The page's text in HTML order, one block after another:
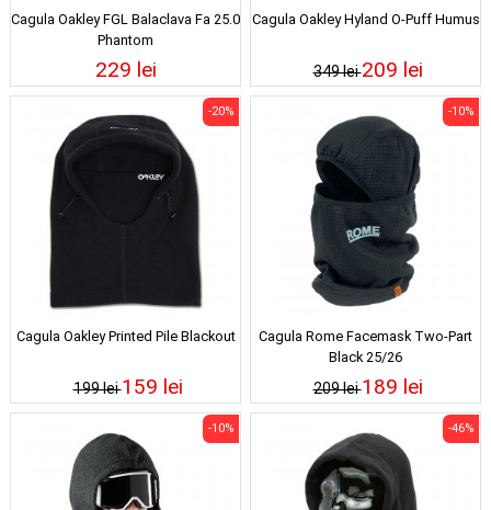
Cagula Oakley FGL Balaclava Fa 25.0
Phantom
229 lei
Cagula Oakley Hyland O-Puff Humus
349 lei209 lei
Cagula Oakley Printed Pile Blackout
199 lei
-20%
159 lei
Cagula Rome Facemask Two-Part
Black 25/26
209 lei
-10%
189 lei
-10% -46%